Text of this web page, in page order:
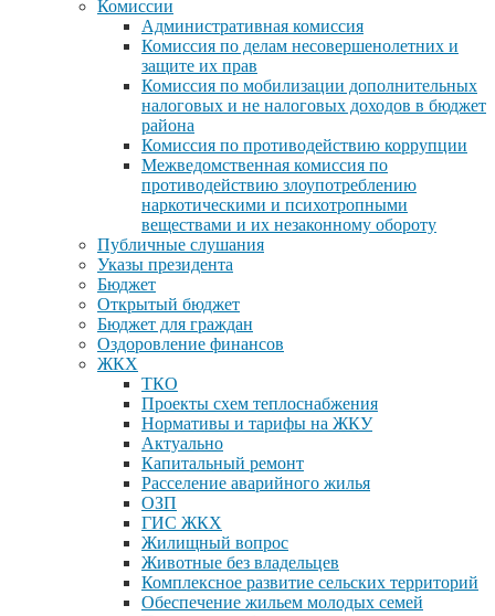
Комиссии
Административная комиссия
Комиссия по делам несовершенолетних и
защите их прав
Комиссия по мобилизации дополнительных
налоговых и не налоговых доходов в бюджет
района
Комиссия по противодействию коррупции
Межведомственная комиссия по
противодействию злоупотреблению
наркотическими и психотропными
веществами и их незаконному обороту
Публичные слушания
Указы президента
Бюджет
Открытый бюджет
Бюджет для граждан
Оздоровление финансов
ЖКХ
ТКО
Проекты схем теплоснабжения
Нормативы и тарифы на ЖКУ
Актуально
Капитальный ремонт
Расселение аварийного жилья
ОЗП
ГИС ЖКХ
Жилищный вопрос
Животные без владельцев
Комплексное развитие сельских территорий
Обеспечение жильем молодых семей